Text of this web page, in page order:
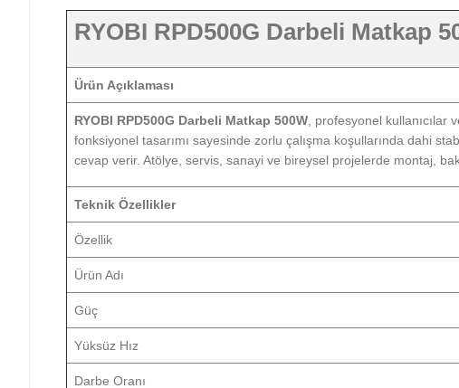
RYOBI RPD500G Darbeli Matkap
Ürün Açıklaması
RYOBI RPD500G Darbeli Matkap 500W , profesyonel
fonksiyonel tasarımı sayesinde zorlu çalışma koşullarında dahi
cevap verir. Atölye, servis, sanayi ve bireysel projelerde montaj,
Teknik Özellikler
Özellik
Ürün Adı
Güç
Yüksüz Hız
Darbe Oranı